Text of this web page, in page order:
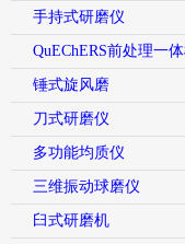
手持式研磨仪
QuEChERS前处理一
锤式旋风磨
刀式研磨仪
多功能均质仪
三维振动球磨仪
臼式研磨机